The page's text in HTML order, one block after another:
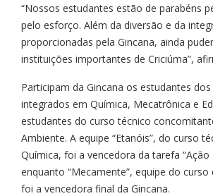
“Nossos estudantes estão de parabéns
pelo esforço. Além da diversão e da
proporcionadas pela Gincana, ainda
instituições importantes de Criciúma”,
Participam da Gincana os estudantes
integrados em Química, Mecatrônica e
estudantes do curso técnico
Ambiente. A equipe “Etanóis”, do curso
Química, foi a vencedora da tarefa “Ação
enquanto “Mecamente”, equipe do
foi a vencedora final da Gincana.